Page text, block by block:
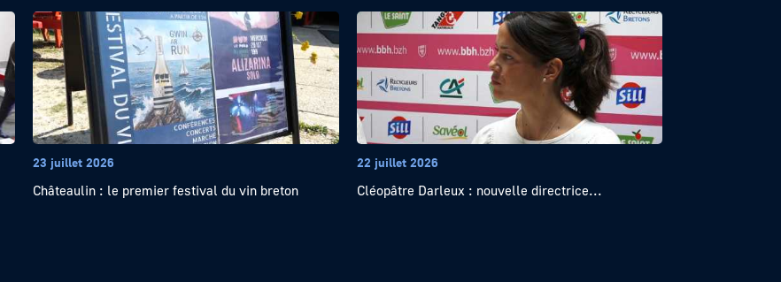
23 juillet 2026
Châteaulin : le premier festival du vin breton
22 juillet 2026
Cléopâtre Darleux : nouvelle directrice...